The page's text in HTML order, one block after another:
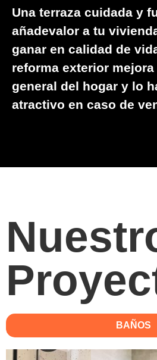
Una terraza cuidada y
añadevalor a tu
ganar en calidad de
reforma exterior
general del hogar y lo
atractivo en caso de
BAÑOS